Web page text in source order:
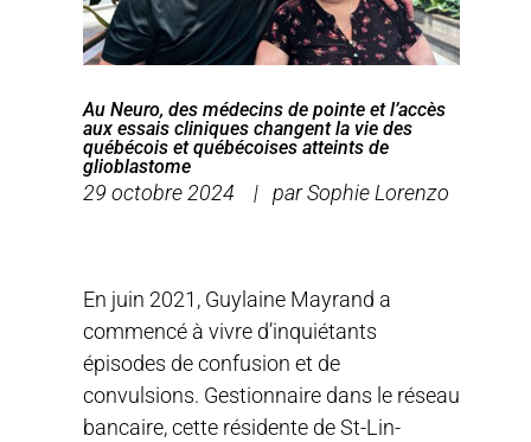
Au Neuro, des médecins de pointe et l’accès
aux essais cliniques changent la vie des
québécois et québécoises atteints de
glioblastome
29 octobre 2024 | par Sophie Lorenzo
En juin 2021, Guylaine Mayrand a
commencé à vivre d’inquiétants
épisodes de confusion et de
convulsions. Gestionnaire dans le réseau
bancaire, cette résidente de St-Lin-